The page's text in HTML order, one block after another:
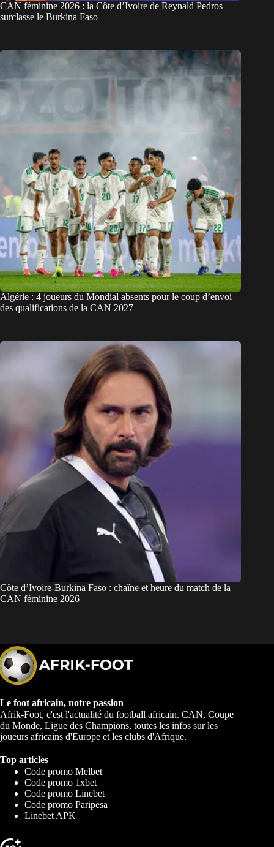
CAN féminine 2026 : la Côte d’Ivoire de Reynald Pedros
surclasse le Burkina Faso
Algérie : 4 joueurs du Mondial absents pour le coup d’envoi
des qualifications de la CAN 2027
Côte d’Ivoire-Burkina Faso : chaîne et heure du match de la
CAN féminine 2026
Le foot africain, notre passion
Afrik-Foot, c'est l'actualité du football africain. CAN, Coupe
du Monde, Ligue des Champions, toutes les infos sur les
joueurs africains d'Europe et les clubs d'Afrique.
Top articles
Code promo Melbet
Code promo 1xbet
Code promo Linebet
Code promo Paripesa
Linebet APK